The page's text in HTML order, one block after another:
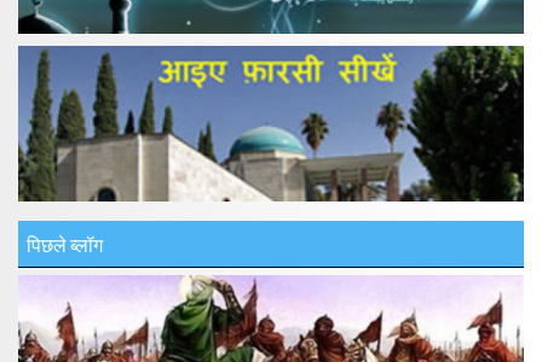
पिछले ब्लॉग